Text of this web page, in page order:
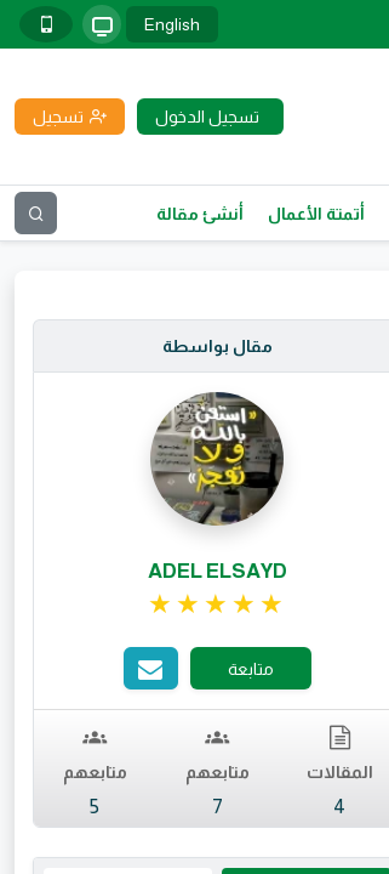
English
تسجيل الدخول تسجيل
أتمتة الأعمال أنشئ مقالة
مقال بواسطة
ADEL ELSAYD
تقييم 5 من 5.
متابعة
المقالات
4
متابعهم
7
متابعهم
5